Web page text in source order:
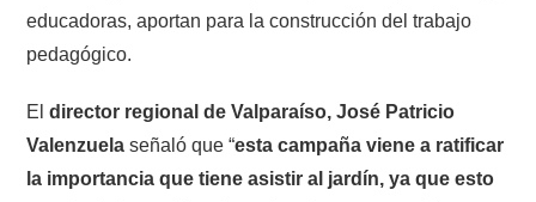
educadoras, aportan para la construcción del trabajo
pedagógico.
Eldirector regional de Valparaíso, José Patricio
Valenzuela señaló que “esta campaña viene a ratificar
la importancia que tiene asistir al jardín, ya que esto